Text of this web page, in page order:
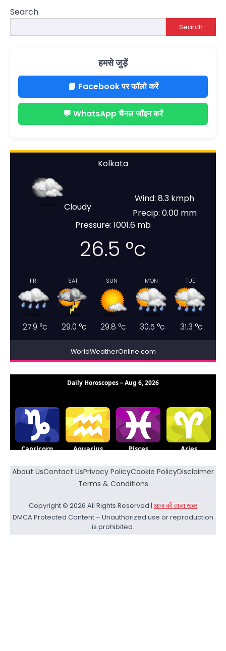
Search
Search
हमसे जुड़ें
📘 Facebook पर फॉलो करें
💬 WhatsApp चैनल जॉइन करें
Kolkata
Cloudy
Wind: 8.3 kmph
Precip: 0.00 mm
Pressure: 1001.6 mb
26.5 °c
FRI
27.9 °c
SAT
29.0 °c
SUN
29.8 °c
MON
30.5 °c
TUE
31.3 °c
WorldWeatherOnline.com
About UsContact UsPrivacy PolicyCookie PolicyDisclaimer
Terms & Conditions
Copyright © 2026 All Rights Reserved | आज की ताजा खबर
DMCA Protected Content – Unauthorized use or reproduction
is prohibited.